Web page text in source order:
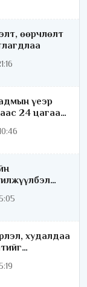
өөрчлөлт
үеэр
24 цагаар
худалдаа